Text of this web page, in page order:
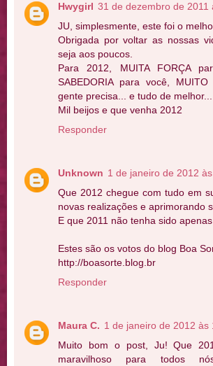
Hwygirl 31 de dezembro de 2011
JU, simplesmente, este foi o
Obrigada por voltar as nossas
seja aos poucos.
Para 2012, MUITA FORÇA
SABEDORIA para você,
gente precisa... e tudo de melhor...
Mil beijos e que venha 2012
Responder
Unknown 1 de janeiro de 2012
Que 2012 chegue com tudo em
novas realizações e aprimorando
E que 2011 não tenha sido
Estes são os votos do blog Boa
http://boasorte.blog.br
Responder
Maura C. 1 de janeiro de 2012 às
Muito bom o post, Ju! Que
maravilhoso para todos